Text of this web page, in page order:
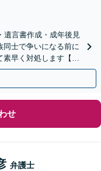
遺言書作成・成年後見
士で争いになる前に
早く対処します【夜
】
せ
弁護士